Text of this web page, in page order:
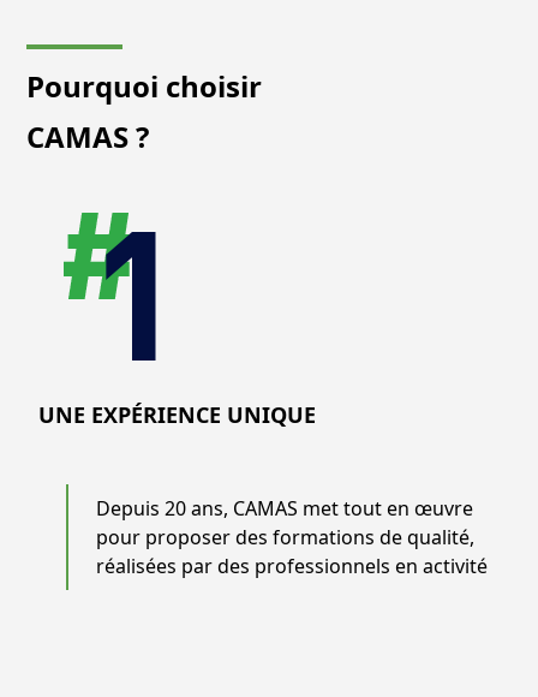
Pourquoi choisir
CAMAS ?
UNE EXPÉRIENCE UNIQUE
Depuis 20 ans, CAMAS met tout en œuvre
pour proposer des formations de qualité,
réalisées par des professionnels en activité